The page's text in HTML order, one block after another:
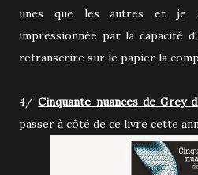
unes que les autres et je
impressionnée par la capacité
retranscrire sur le papier la
4/Cinquante nuances de Grey
passer à côté de ce livre cette